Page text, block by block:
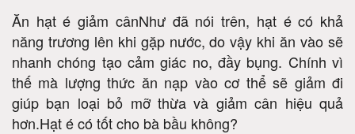
Ăn hạt é giảm cânNhư đã nói trên, hạt é có khả
năng trương lên khi gặp nước, do vậy khi ăn vào sẽ
nhanh chóng tạo cảm giác no, đầy bụng. Chính vì
thế mà lượng thức ăn nạp vào cơ thể sẽ giảm đi
giúp bạn loại bỏ mỡ thừa và giảm cân hiệu quả
hơn.Hạt é có tốt cho bà bầu không?